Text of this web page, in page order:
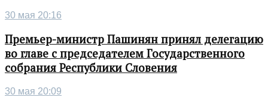
30 мая 20:16
Премьер-министр Пашинян принял делегацию
во главе с председателем Государственного
собрания Республики Словения
30 мая 20:09